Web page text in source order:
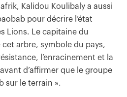
Kalidou Koulibaly a aussi
pour décrire l’état
Lions. Le capitaine du
cet arbre, symbole du pays,
l’enracinement et la
d’affirmer que le groupe
sur le terrain ».